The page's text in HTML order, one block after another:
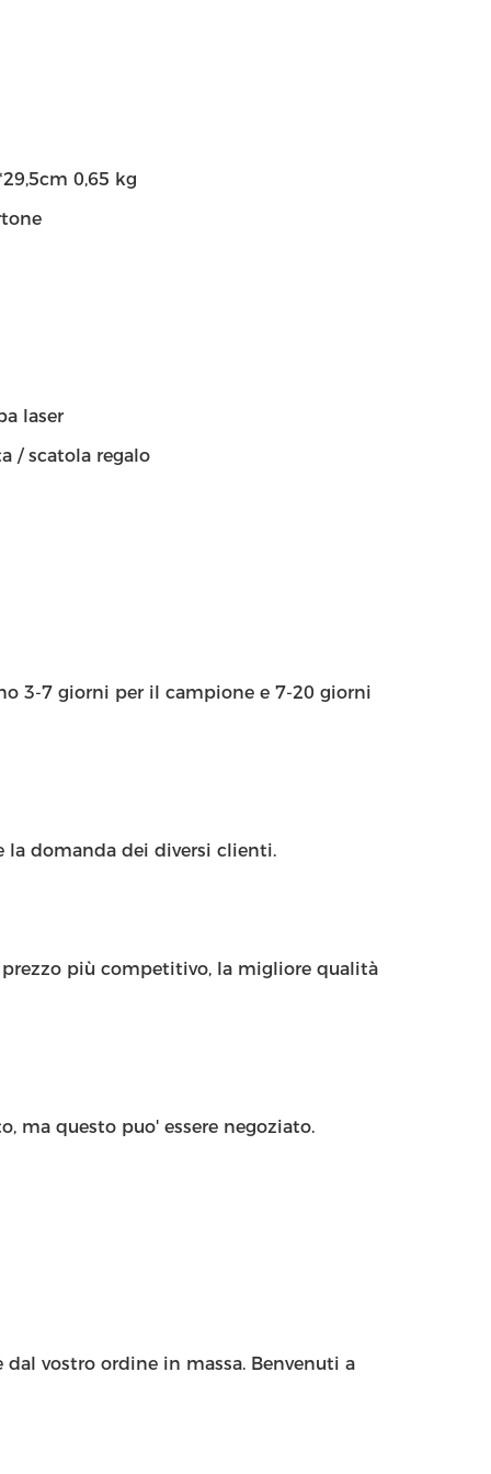
0,65 kg
laser
/ scatola regalo
3-7 giorni per il campione e 7-20 giorni
la domanda dei diversi clienti.
più competitivo, la migliore qualità
ma questo puo' essere negoziato.
vostro ordine in massa. Benvenuti a